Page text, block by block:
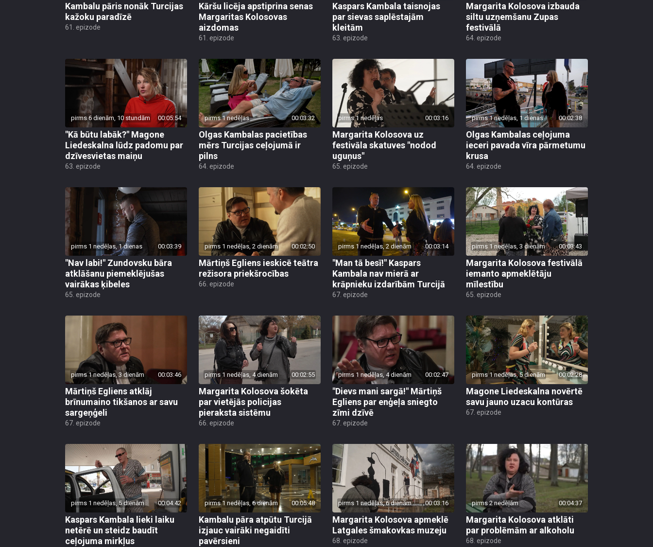
Kambalu pāris nonāk Turcijas
kažoku paradīzē
61. epizode
Kāršu licēja apstiprina senas
Margaritas Kolosovas
aizdomas
61. epizode
Kaspars Kambala taisnojas
par sievas saplēstajām
kleitām
63. epizode
Margarita Kolosova izbauda
siltu uzņemšanu Zupas
festivālā
64. epizode
pirms 6 dienām, 10 stundām 00:05:54
"Kā būtu labāk?" Magone
Liedeskalna lūdz padomu par
dzīvesvietas maiņu
63. epizode
pirms 1 nedēļas 00:03:32
Olgas Kambalas pacietības
mērs Turcijas ceļojumā ir
pilns
64. epizode
pirms 1 nedēļas 00:03:16
Margarita Kolosova uz
festivāla skatuves "nodod
uguņus"
65. epizode
pirms 1 nedēļas, 1 dienas 00:02:38
Olgas Kambalas ceļojuma
ieceri pavada vīra pārmetumu
krusa
64. epizode
pirms 1 nedēļas, 1 dienas 00:03:39
"Nav labi!" Zundovsku bāra
atklāšanu piemeklējušas
vairākas ķibeles
65. epizode
pirms 1 nedēļas, 2 dienām 00:02:50
Mārtiņš Egliens ieskicē teātra
režisora priekšrocības
66. epizode
pirms 1 nedēļas, 2 dienām 00:03:14
"Man tā besī!" Kaspars
Kambala nav mierā ar
krāpnieku izdarībām Turcijā
67. epizode
pirms 1 nedēļas, 3 dienām 00:03:43
Margarita Kolosova festivālā
iemanto apmeklētāju
mīlestību
65. epizode
pirms 1 nedēļas, 3 dienām 00:03:46
Mārtiņš Egliens atklāj
brīnumaino tikšanos ar savu
sargeņģeli
67. epizode
pirms 1 nedēļas, 4 dienām 00:02:55
Margarita Kolosova šokēta
par vietējās policijas
pieraksta sistēmu
66. epizode
pirms 1 nedēļas, 4 dienām 00:02:47
"Dievs mani sargā!" Mārtiņš
Egliens par enģeļa sniegto
zīmi dzīvē
67. epizode
pirms 1 nedēļas, 5 dienām 00:02:28
Magone Liedeskalna novērtē
savu jauno uzacu kontūras
67. epizode
pirms 1 nedēļas, 5 dienām 00:04:42
Kaspars Kambala lieki laiku
netērē un steidz baudīt
ceļojuma mirkļus
pirms 1 nedēļas, 6 dienām 00:05:48
Kambalu pāra atpūtu Turcijā
izjauc vairāki negaidīti
pavērsieni
pirms 1 nedēļas, 6 dienām 00:03:16
Margarita Kolosova apmeklē
Latgales šmakovkas muzeju
68. epizode
pirms 2 nedēļām 00:04:37
Margarita Kolosova atklāti
par problēmām ar alkoholu
68. epizode